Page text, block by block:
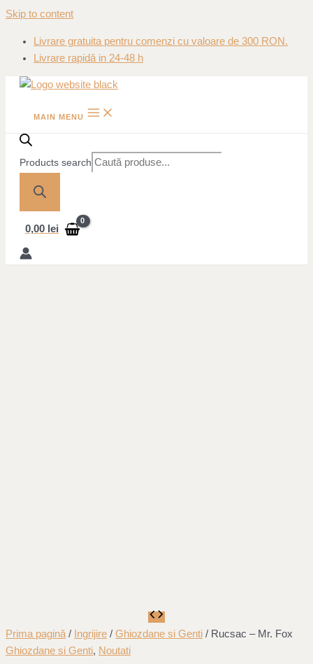
Skip to content
Livrare gratuita pentru comenzi cu valoare de 300 RON.
Livrare rapidă in 24-48 h
MAIN MENU
Products search
0,00 lei
Prima pagină / Ingrijire / Ghiozdane si Genti / Rucsac – Mr. Fox
Ghiozdane si Genti, Noutati